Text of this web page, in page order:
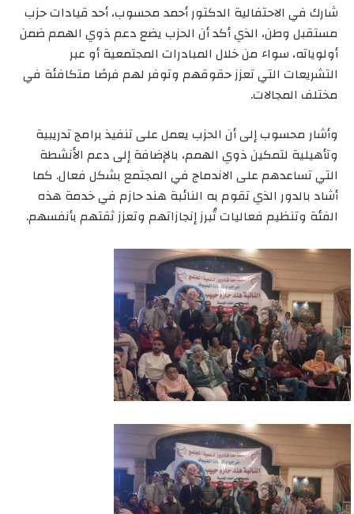
شارك في الاحتفالية الدكتور أحمد محسوب، أحد قيادات حزب
مستقبل وطن، الذي أكد أن الحزب يضع دعم ذوي الهمم ضمن
أولوياته، سواء من خلال المبادرات المجتمعية أو عبر
التشريعات التي تعزز حقوقهم وتوفر لهم فرصًا متكافئة في
مختلف المجالات.
وأشار محسوب إلى أن الحزب يعمل على تنفيذ برامج تدريبية
وتأهيلية لتمكين ذوي الهمم، بالإضافة إلى دعم الأنشطة
التي تساعدهم على الاندماج في المجتمع بشكل فعال. كما
أشاد بالدور الذي تقوم به النائبة هند حازم في خدمة هذه
الفئة وتنظيم فعاليات تُبرز إنجازاتهم وتعزز ثقتهم بأنفسهم.